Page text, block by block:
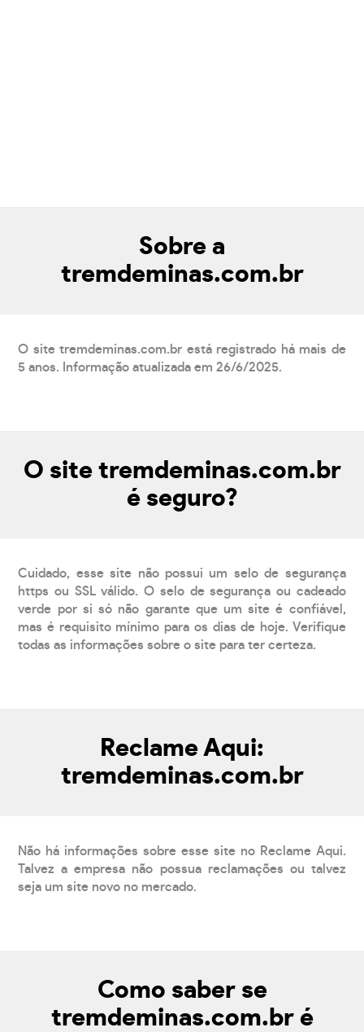
Sobre a
tremdeminas.com.br
O site tremdeminas.com.br está registrado há mais de
5 anos. Informação atualizada em 26/6/2025.
O site tremdeminas.com.br
é seguro?
Cuidado, esse site não possui um selo de segurança
https ou SSL válido. O selo de segurança ou cadeado
verde por si só não garante que um site é confiável,
mas é requisito mínimo para os dias de hoje. Verifique
todas as informações sobre o site para ter certeza.
Reclame Aqui:
tremdeminas.com.br
Não há informações sobre esse site no Reclame Aqui.
Talvez a empresa não possua reclamações ou talvez
seja um site novo no mercado.
Como saber se
tremdeminas.com.br é